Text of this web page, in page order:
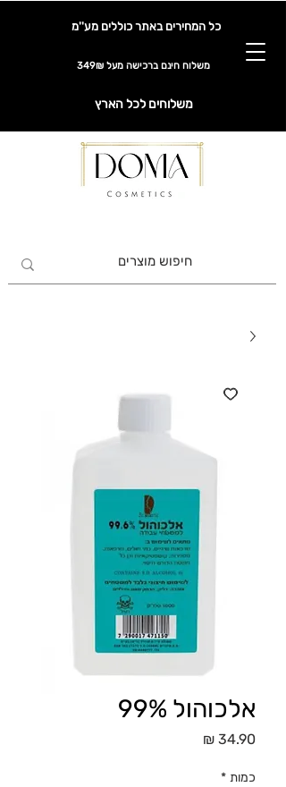
כל המחירים באתר כוללים מע''מ
משלוח חינם ברכישה מעל 349₪
משלוחים לכל הארץ
אלכוהול 99%
כמות *